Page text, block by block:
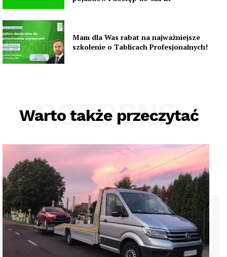
Mam dla Was rabat na najważniejsze
szkolenie o Tablicach Profesjonalnych!
Warto także przeczytać
PODOBNE